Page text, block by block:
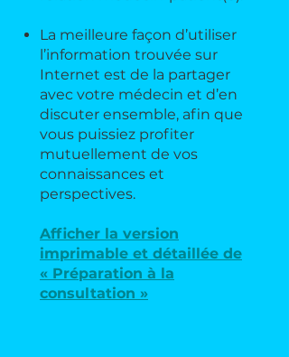
La meilleure façon d’utiliser
l’information trouvée sur
Internet est de la partager
avec votre médecin et d’en
discuter ensemble, afin que
vous puissiez profiter
mutuellement de vos
connaissances et
perspectives.
Afficher la version
imprimable et détaillée de
« Préparation à la
consultation »